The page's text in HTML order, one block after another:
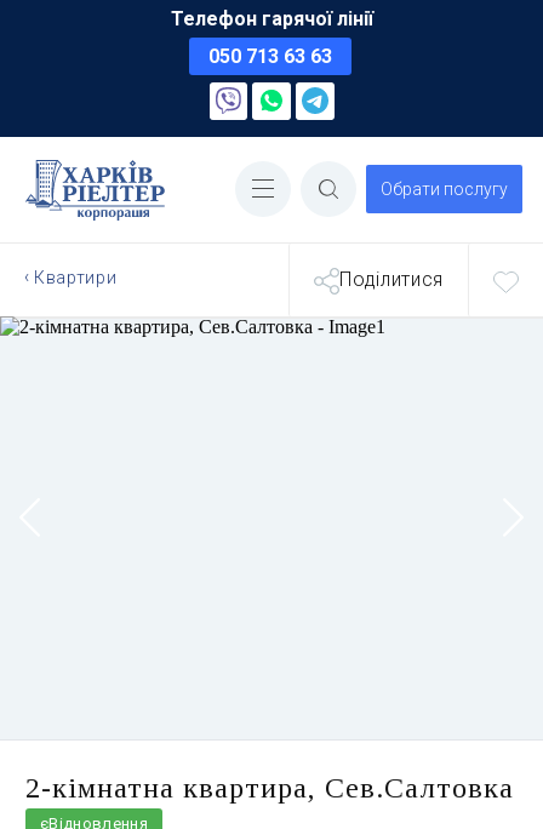
Телефон гарячої лінії
050 713 63 63
Обрати послугу
Квартири Поділитися
2-кімнатна квартира, Сев.Салтовка
єВідновлення